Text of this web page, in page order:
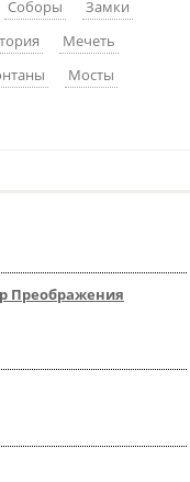
Соборы
Замки
Мечеть
Мосты
Преображения